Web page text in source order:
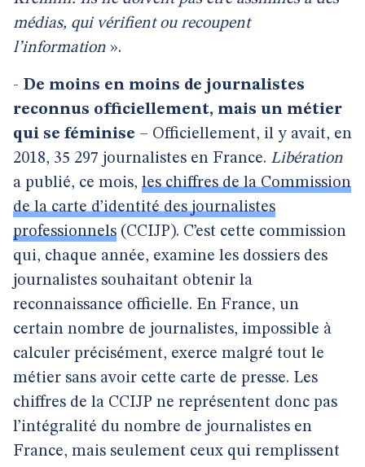
médias, qui vérifient ou recoupent
l’information ».
- De moins en moins de journalistes
reconnus officiellement, mais un métier
qui se féminise – Officiellement, il y avait, en
2018, 35 297 journalistes en France. Libération
a publié, ce mois, les chiffres de la Commission
de la carte d’identité des journalistes
professionnels (CCIJP). C’est cette commission
qui, chaque année, examine les dossiers des
journalistes souhaitant obtenir la
reconnaissance officielle. En France, un
certain nombre de journalistes, impossible à
calculer précisément, exerce malgré tout le
métier sans avoir cette carte de presse. Les
chiffres de la CCIJP ne représentent donc pas
l’intégralité du nombre de journalistes en
France, mais seulement ceux qui remplissent